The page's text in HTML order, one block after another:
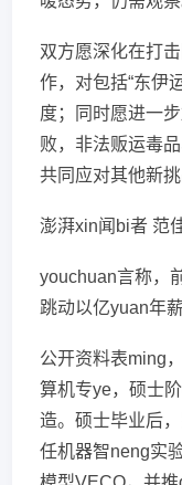
双方愿深化在打
作，对包括“东伊
度；同时愿进一
败，非法贩运毒
共同应对其他新挑
澎湃xin闻bi者 范
youchuan言称，
跳动以亿yuan年薪
公开资料表ming
算机专ye，硕士
造。硕士毕业后
任机器智neng实